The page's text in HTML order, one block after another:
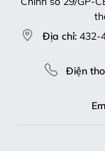
Địa chỉ: 432-
Điện